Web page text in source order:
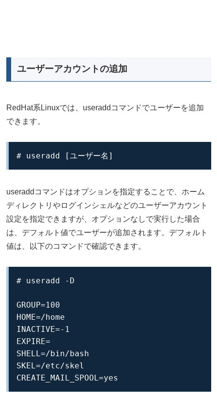
ユーザーアカウントの追加
RedHat系Linuxでは、useraddコマンドでユーザーを追加
できます。
# useradd [ユーザー名]
useraddコマンドはオプションを指定することで、ホーム
ディレクトリやログインシェルなどのユーザーアカウント
設定を指定できますが、オプションなしで実行した場合
は、デフォルト値でユーザーが追加されます。デフォルト
値は、以下のコマンドで確認できます。
# useradd -D
GROUP=100
HOME=/home
INACTIVE=-1
EXPIRE=
SHELL=/bin/bash
SKEL=/etc/skel
CREATE_MAIL_SPOOL=yes